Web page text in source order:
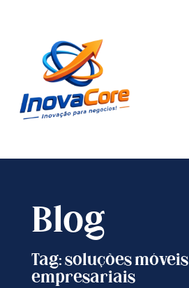
Blog
Tag: soluções móveis
empresariais